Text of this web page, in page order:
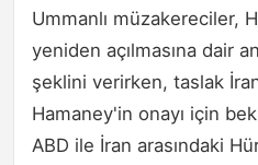
Ummanlı müzakereciler,
yeniden açılmasına dair
şeklini verirken, taslak
Hamaney'in onayı için
ABD ile İran arasındaki